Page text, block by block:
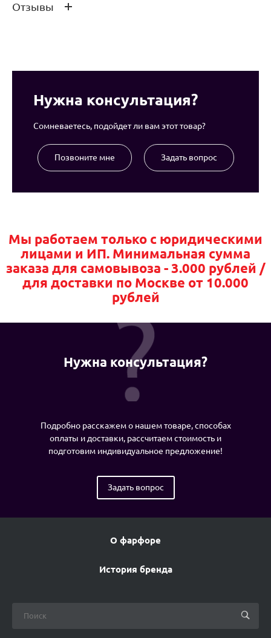
TUDOR ENGLAND Royal White Масленка с крышкой 15 см
Отзывы
Нужна консультация?
Сомневаетесь, подойдет ли вам этот товар?
Позвоните мне Задать вопрос
Мы работаем только с юридическими
лицами и ИП. Минимальная сумма
заказа для самовывоза - 3.000 рублей /
для доставки по Москве от 10.000
рублей
Нужна консультация?
Подробно расскажем о нашем товаре, способах
оплаты и доставки, рассчитаем стоимость и
подготовим индивидуальное предложение!
Задать вопрос
О фарфоре
История бренда